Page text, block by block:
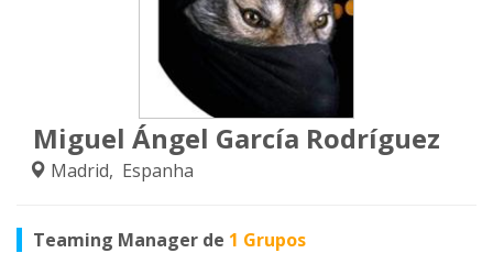
Miguel Ángel García Rodríguez
Madrid, Espanha
Teaming Manager de 1 Grupos